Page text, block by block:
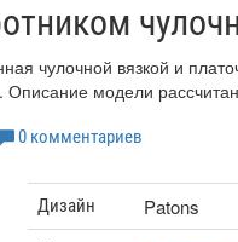
чулочной вязкой и
модели
0 комментариев
Дизайн Patons